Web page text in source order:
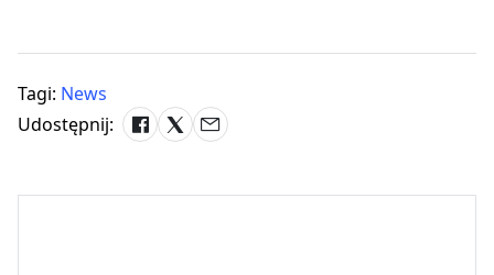
Tagi: News
Udostępnij: